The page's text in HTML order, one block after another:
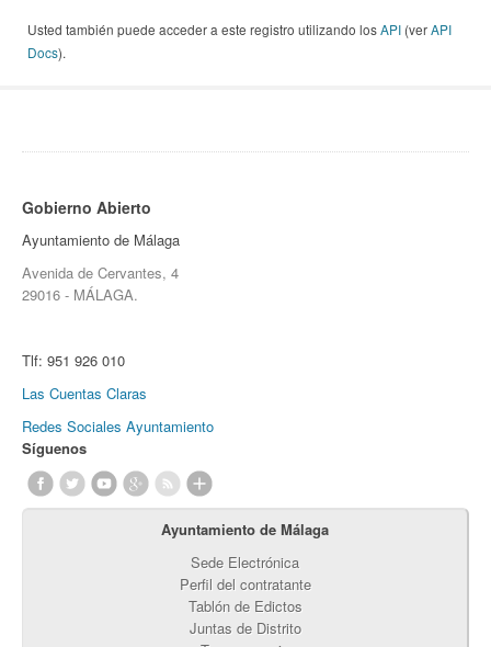
Usted también puede acceder a este registro utilizando losAPI (verAPI
Docs).
Gobierno Abierto
Ayuntamiento de Málaga
Avenida de Cervantes, 4
29016 - MÁLAGA.
Tlf: 951 926 010
Las Cuentas Claras
Redes Sociales Ayuntamiento
Síguenos
Ayuntamiento de Málaga
Sede Electrónica
Perfil del contratante
Tablón de Edictos
Juntas de Distrito